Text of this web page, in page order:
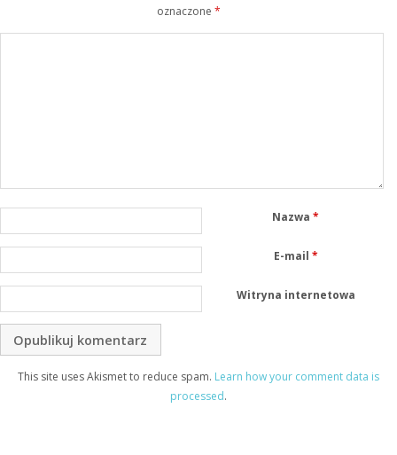
oznaczone *
Nazwa*
E-mail *
Witryna internetowa
This site uses Akismet to reduce spam. Learn how your comment data is
processed.